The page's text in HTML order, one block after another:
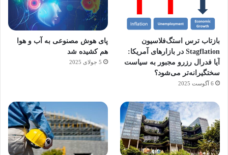
بازتاب ترس استگ‌فلاسیون
Stagflation در بازارهای آمریکا:
آیا فدرال رزرو مجبور به سیاست
سختگیرانه‌تر می‌شود؟
6 آگوست 2025
پای هوش مصنوعی به آب و هوا
هم کشیده شد
5 جولای 2025
آماده
ی سفر
ورزش
عکاسی
هدفون